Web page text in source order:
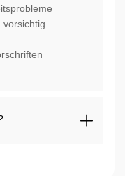
vorsichtig